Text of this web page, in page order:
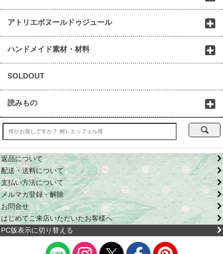
アトリエボヌールドゥジュール
ハンドメイド素材・材料
SOLDOUT
読みもの
返品について
配送・送料について
支払い方法について
メルマガ登録・解除
お問合せ
はじめてご来店いただいたお客様へ
PC版表示に切り替える